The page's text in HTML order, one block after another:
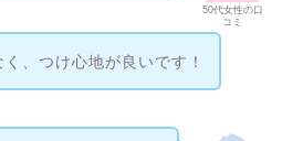
50代女性の口
コミ
、つけ心地が良いです！